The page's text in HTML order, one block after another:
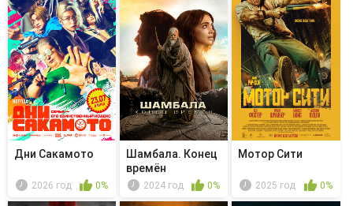
Дни Сакамото
2026 год 0%
Шамбала. Конец
времён
2024 год 0%
Мотор Сити
2025 год 0%